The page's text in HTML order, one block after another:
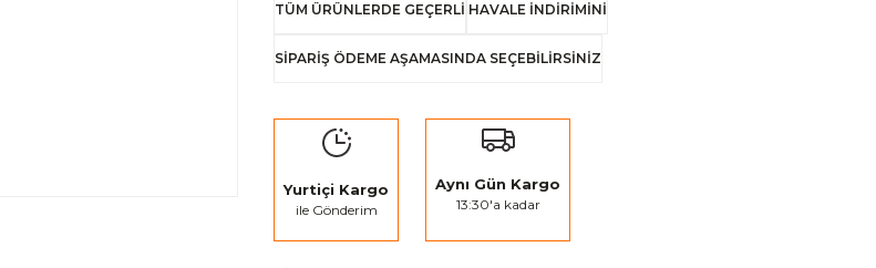
TÜM ÜRÜNLERDE GEÇERLİ HAVALE İNDİRİMİNİ
SİPARİŞ ÖDEME AŞAMASINDA SEÇEBİLİRSİNİZ
Yurtiçi Kargo
ile Gönderim
Aynı Gün Kargo
13:30'a kadar